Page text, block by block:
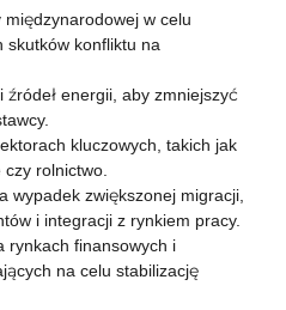
międzynarodowej w celu
skutków konfliktu na
energii, aby zmniejszyć
kluczowych, takich jak
rolnictwo.
wypadek zwiększonej migracji,
i integracji z rynkiem pracy.
rynkach finansowych i
na celu stabilizację